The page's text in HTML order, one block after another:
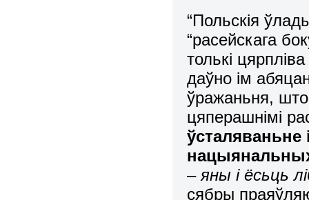
“Польскія
“расейскага
толькі
даўно ім
ўражаньня, што
цяперашнімі
– яны і ёсьць
сябры